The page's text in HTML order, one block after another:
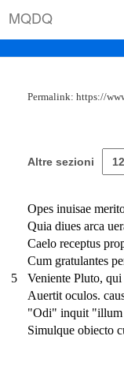
MQDQ
Permalink: https://
Altre sezioni
Opes inuisae
Quia diues arca
Caelo receptus
Cum gratulantes
5
Veniente Pluto,
Auertit oculos.
"Odi" inquit "illum
Simulque obiecto